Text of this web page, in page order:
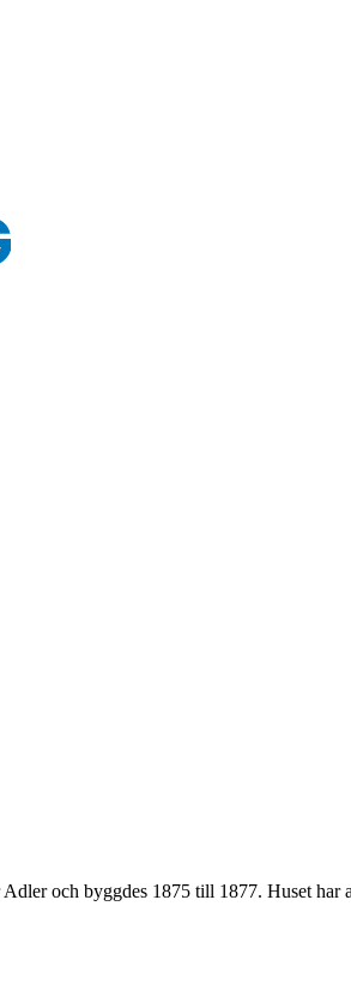
och byggdes 1875 till 1877. Huset